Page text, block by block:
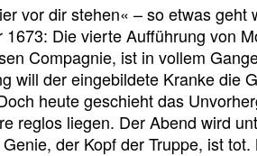
vor dir stehen« – so etwas geht
Die vierte Aufführung von
Compagnie, ist in vollem
will der eingebildete Kranke die
heute geschieht das
reglos liegen. Der Abend wird
der Kopf der Truppe, ist tot.